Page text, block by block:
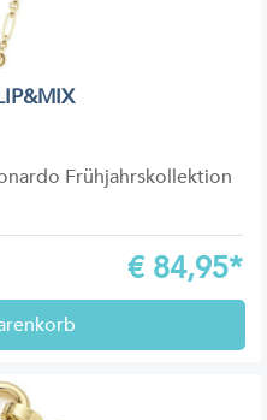
Frühjahrskollektion
€ 84,95*